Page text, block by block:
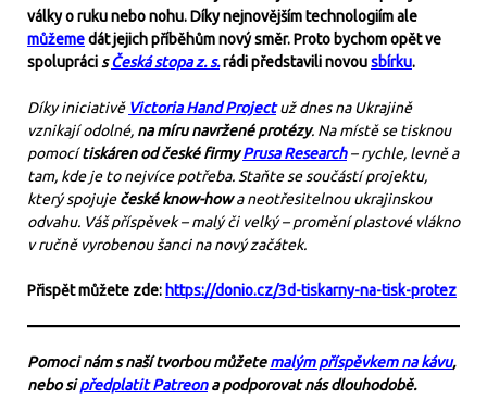
války o ruku nebo nohu. Díky nejnovějším technologiím ale
můžemedát jejich příběhům nový směr. Proto bychom opět ve
spoluprácisČeská stopa z. s.rádi představili novousbírku.
Díky iniciativě Victoria Hand Projectuž dnes na Ukrajině
vznikají odolné, na míru navržené protézy. Na místě se tisknou
pomocítiskáren od české firmyPrusa Research– rychle, levně a
tam, kde je to nejvíce potřeba. Staňte se součástí projektu,
který spojuječeské know-howa neotřesitelnou ukrajinskou
odvahu. Váš příspěvek – malý či velký – promění plastové vlákno
v ručně vyrobenou šanci na nový začátek.
Přispět můžete zde: https://donio.cz/3d-tiskarny-na-tisk-protez
Pomoci nám s naší tvorbou můžetemalým příspěvkem na kávu,
nebo sipředplatit Patreona podporovat nás dlouhodobě.